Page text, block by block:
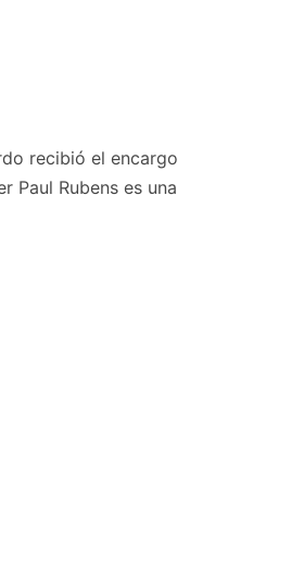
recibió el encargo
Paul Rubens es una